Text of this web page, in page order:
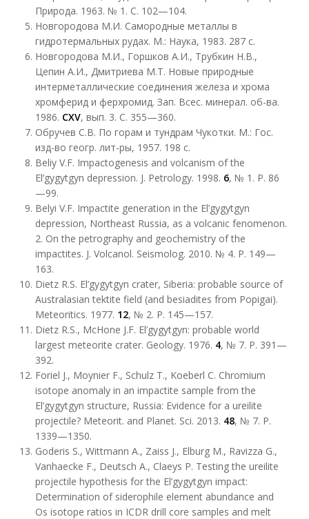
Природа. 1963. № 1. С. 102—104.
Новгородова М.И. Самородные металлы в
гидротермальных рудах. М.: Наука, 1983. 287 с.
Новгородова М.И., Горшков А.И., Трубкин Н.В.,
Цепин А.И., Дмитриева М.Т. Новые природные
интерметаллические соединения железа и хрома
хромферид и ферхромид. Зап. Всес. минерал. об-ва.
1986. CXV, вып. 3. С. 355—360.
Обручев С.В. По горам и тундрам Чукотки. М.: Гос.
изд-во геогр. лит-ры, 1957. 198 с.
Beliy V.F. Impactogenesis and volcanism of the
El’gygytgyn depression. J. Petrology. 1998. 6, № 1. P. 86
—99.
Belyi V.F. Impactite generation in the El’gygytgyn
depression, Northeast Russia, as a volcanic fenomenon.
2. On the petrography and geochemistry of the
impactites. J. Volcanol. Seismolog. 2010. № 4. P. 149—
163.
Dietz R.S. El’gygytgyn crater, Siberia: probable source of
Australasian tektite field (and besiadites from Popigai).
Meteoritics. 1977. 12, № 2. P. 145—157.
Dietz R.S., McHone J.F. El’gygytgyn: probable world
largest meteorite crater. Geology. 1976. 4, № 7. P. 391—
392.
Foriel J., Moynier F., Schulz T., Koeberl C. Chromium
isotope anomaly in an impactite sample from the
El’gygytgyn structure, Russia: Evidence for a ureilite
projectile? Meteorit. and Planet. Sci. 2013. 48, № 7. P.
1339—1350.
Goderis S., Wittmann A., Zaiss J., Elburg M., Ravizza G.,
Vanhaecke F., Deutsch A., Claeys P. Testing the ureilite
projectile hypothesis for the El’gygytgyn impact:
Determination of siderophile element abundance and
Os isotope ratios in ICDR drill core samples and melt